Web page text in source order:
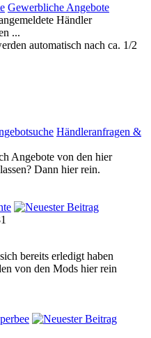
Gewerbliche Angebote
Händler
...
automatisch nach ca. 1/2
Händleranfragen &
Angebote von den hier
Dann hier rein.
bereits erledigt haben
von den Mods hier rein